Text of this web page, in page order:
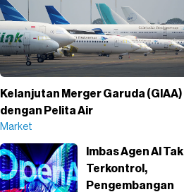
Kelanjutan Merger Garuda (GIAA)
dengan Pelita Air
Market
Imbas Agen AI Tak
Terkontrol,
Pengembangan